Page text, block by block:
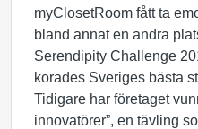
myClosetRoom fått ta
bland annat en andra
Serendipity Challenge
korades Sveriges bästa
Tidigare har företaget
innovatörer”, en tävling